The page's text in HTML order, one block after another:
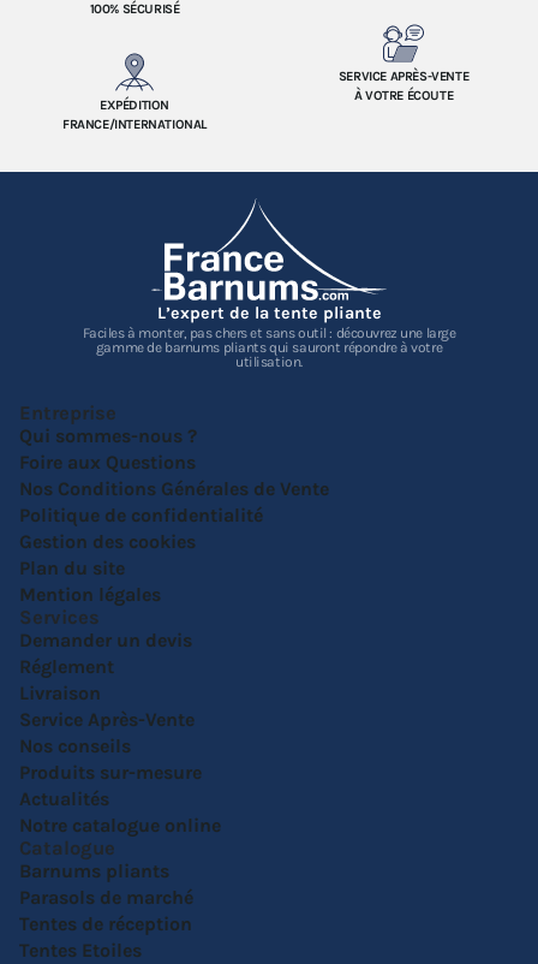
100% SÉCURISÉ
EXPÉDITION
FRANCE/INTERNATIONAL
SERVICE APRÈS-VENTE
À VOTRE ÉCOUTE
L’expert de la tente pliante
Faciles à monter, pas chers et sans outil : découvrez une large
gamme de barnums pliants qui sauront répondre à votre
utilisation.
Entreprise
Qui sommes-nous ?
Foire aux Questions
Nos Conditions Générales de Vente
Politique de confidentialité
Gestion des cookies
Plan du site
Mention légales
Services
Demander un devis
Réglement
Livraison
Service Après-Vente
Nos conseils
Produits sur-mesure
Actualités
Notre catalogue online
Catalogue
Barnums pliants
Parasols de marché
Tentes de réception
Tentes Etoiles